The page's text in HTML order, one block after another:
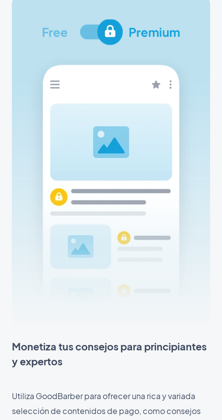
Monetiza tus consejos para principiantes
y expertos
Utiliza GoodBarber para ofrecer una rica y variada
selección de contenidos de pago, como consejos